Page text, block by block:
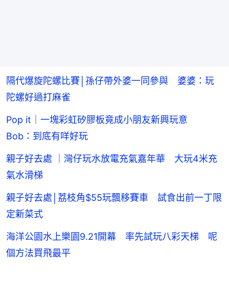
隔代爆旋陀螺比賽│孫仔帶外婆一同參與 婆婆：玩
陀螺好過打麻雀
Pop it｜一塊彩虹矽膠板竟成小朋友新興玩意
Bob：到底有咩好玩
親子好去處 ｜灣仔玩水放電充氣嘉年華 大玩4米充
氣水滑梯
親子好去處│荔枝角$55玩飄移賽車 試食出前一丁限
定新菜式
海洋公園水上樂園9.21開幕 率先試玩八彩天梯 呢
個方法買飛最平